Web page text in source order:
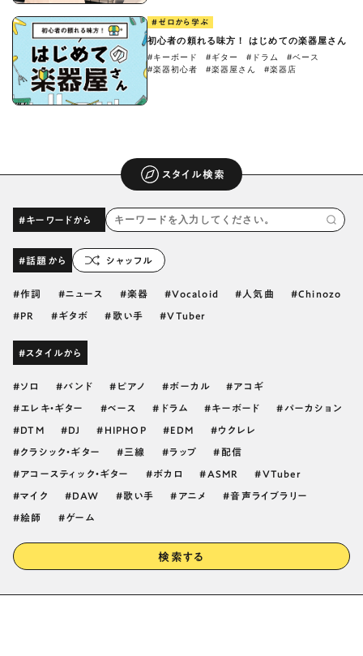
#ゼロから学ぶ
初心者の頼れる味方！ はじめての楽器屋さん
#キーボード #ギター #ドラム
#ベース
#楽器初心者
#楽器屋さん #楽器店
スタイル検索
#キーワードから
#話題から シャッフル
作詞 ニュース 楽器 Vocaloid 人気曲 Chinozo
PR ギタボ 歌い手 VTuber
#スタイルから
ソロ バンド ピアノ ボーカル アコギ
エレキ・ギター ベース ドラム キーボード パーカション
DTM DJ HIPHOP EDM ウクレレ
クラシック・ギター 三線 ラップ 配信
アコースティック・ギター ボカロ ASMR VTuber
マイク DAW 歌い手 アニメ 音声ライブラリー
絵師 ゲーム
検索する